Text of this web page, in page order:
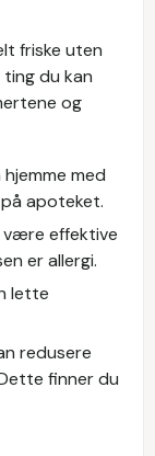
friske uten
du kan
og
med
apoteket.
være effektive
er allergi.
lette
redusere
finner du